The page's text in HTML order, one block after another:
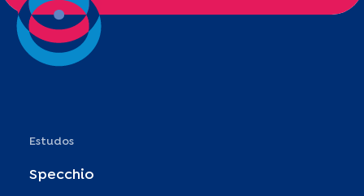
Estudos
Specchio